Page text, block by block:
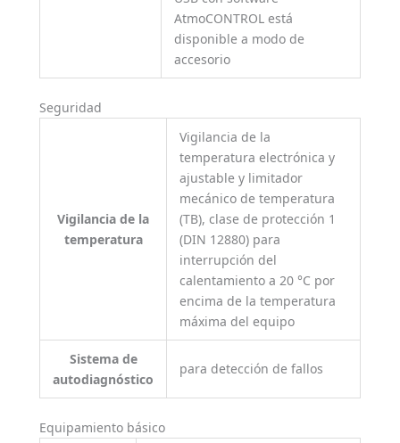
AtmoCONTROL está
disponible a modo de
accesorio
Seguridad
Vigilancia de la
temperatura
Vigilancia de la
temperatura electrónica y
ajustable y limitador
mecánico de temperatura
(TB), clase de protección 1
(DIN 12880) para
interrupción del
calentamiento a 20 °C por
encima de la temperatura
máxima del equipo
Sistema de
autodiagnóstico
para detección de fallos
Equipamiento básico